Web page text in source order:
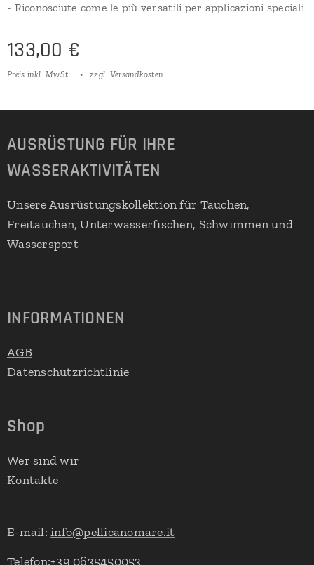
- Riconosciute come le più versatili per applicazioni speciali
133,00 €
Preis inkl. MwSt. zzgl. Versandkosten
AUSRÜSTUNG FÜR IHRE
WASSERAKTIVITÄTEN
Unsere Ausrüstungskollektion für Tauchen,
Freitauchen, Unterwasserfischen, Schwimmen und
Wassersport
INFORMATIONEN
AGB
Datenschutzrichtlinie
Shop
Wer sind wir
Kontakte
E-mail:info@pellicanomare.it
Telefon:+39 0635450053